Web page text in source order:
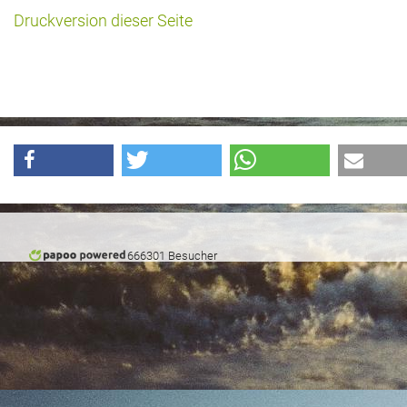
Images : ep Bildergalerien
Peter's "on-the-road" Tipps
Sprüche
Ganz speziell
Druckversion dieser Seite
666301 Besucher